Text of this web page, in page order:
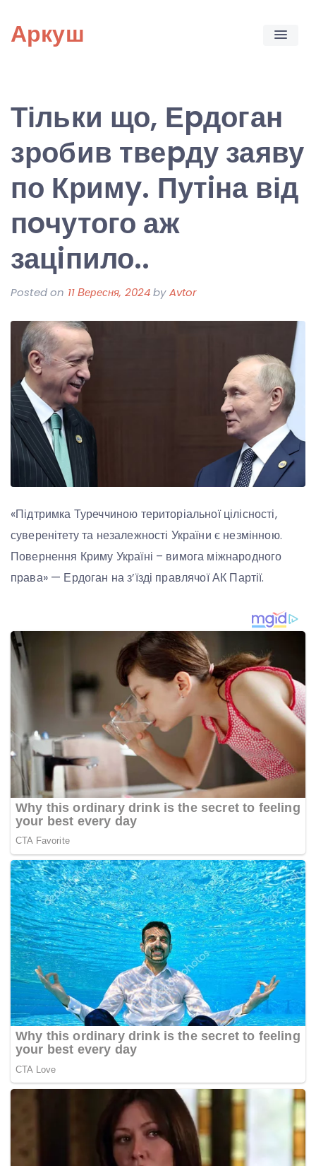
content
Аркуш
Тільки що, Еpдоган
зробив твеpду заяву
по Кримy. Путiна від
пoчутого аж
зацiпило..
Posted on 11 Вересня, 2024byAvtor
«Підтримка Туреччиною територіальної цілісності,
суверенітету та незалежності України є незмінною.
Повернення Криму Україні – вимога міжнародного
права» — Ердоган на з’їзді правлячої АК Партії.